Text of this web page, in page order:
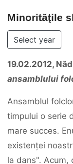
Minorităţile
Select year
19.02.2012,
ansamblului
Ansamblul
timpului o serie
mare succes.
existenței
la dans". Acum,